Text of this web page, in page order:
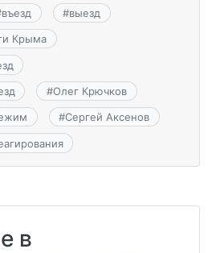
въезд #выезд
Крыма
#Олег Крючков
#Сергей Аксенов
в